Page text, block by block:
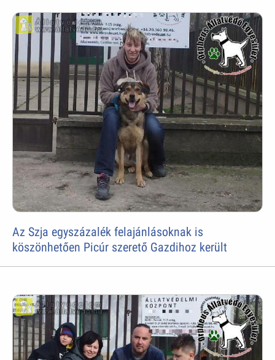
Az Szja egyszázalék felajánlásoknak is
köszönhetően Picúr szerető Gazdihoz került